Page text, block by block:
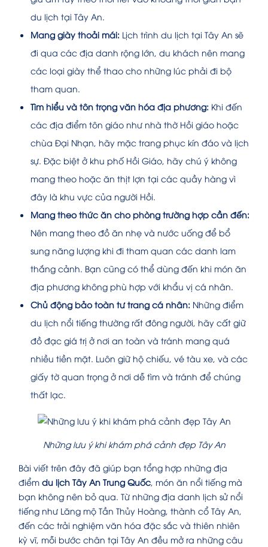
du lịch tại Tây An.
Mang giày thoải mái: Lịch trình du lịch tại Tây An sẽ
đi qua các địa danh rộng lớn, du khách nên mang
các loại giày thể thao cho những lúc phải đi bộ
tham quan.
Tìm hiểu và tôn trọng văn hóa địa phương: Khi đến
các địa điểm tôn giáo như nhà thờ Hồi giáo hoặc
chùa Đại Nhạn, hãy mặc trang phục kín đáo và lịch
sự. Đặc biệt ở khu phố Hồi Giáo, hãy chú ý không
mang theo hoặc ăn thịt lợn tại các quầy hàng vì
đây là khu vực của người Hồi.
Mang theo thức ăn cho phòng trường hợp cần đến:
Nên mang theo đồ ăn nhẹ và nước uống để bổ
sung năng lượng khi đi tham quan các danh lam
thắng cảnh. Bạn cũng có thể dùng đến khi món ăn
địa phương không phù hợp với khẩu vị cá nhân.
Chủ động bảo toàn tư trang cá nhân: Những điểm
du lịch nổi tiếng thường rất đông người, hãy cất giữ
đồ đạc giá trị ở nơi an toàn và tránh mang quá
nhiều tiền mặt. Luôn giữ hộ chiếu, vé tàu xe, và các
giấy tờ quan trọng ở nơi dễ tìm và tránh để chúng
thất lạc.
Những lưu ý khi khám phá cảnh đẹp Tây An
Bài viết trên đây đã giúp bạn tổng hợp những địa
điểm du lịch Tây An Trung Quốc, món ăn nổi tiếng mà
bạn không nên bỏ qua. Từ những địa danh lịch sử nổi
tiếng như Lăng mộ Tần Thủy Hoàng, thành cổ Tây An,
đến các trải nghiệm văn hóa đặc sắc và thiên nhiên
kỳ vĩ, mỗi bước chân tại Tây An đều mở ra những câu